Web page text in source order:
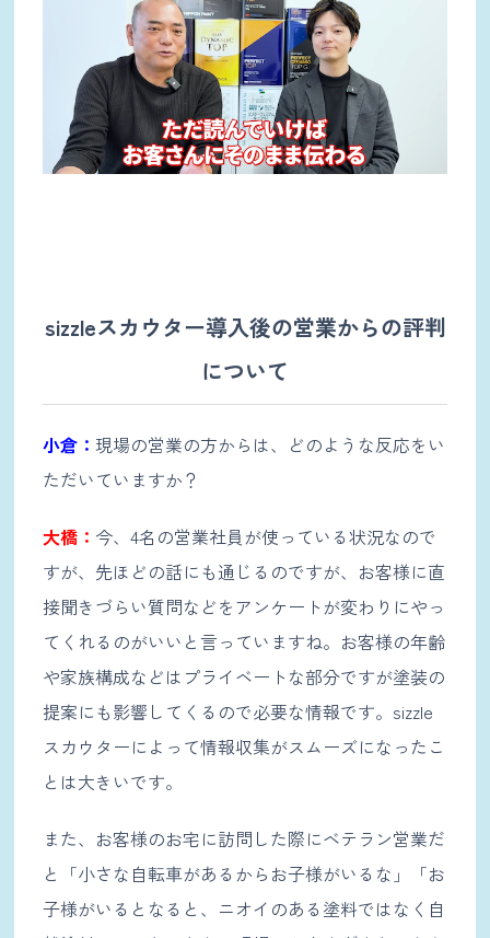
sizzleスカウター導入後の営業からの評判
について
小倉： 現場の営業の方からは、どのような反応をい
ただいていますか？
大橋： 今、4名の営業社員が使っている状況なので
すが、先ほどの話にも通じるのですが、お客様に直
接聞きづらい質問などをアンケートが変わりにやっ
てくれるのがいいと言っていますね。お客様の年齢
や家族構成などはプライベートな部分ですが塗装の
提案にも影響してくるので必要な情報です。sizzle
スカウターによって情報収集がスムーズになったこ
とは大きいです。
また、お客様のお宅に訪問した際にベテラン営業だ
と「小さな自転車があるからお子様がいるな」「お
子様がいるとなると、ニオイのある塗料ではなく自